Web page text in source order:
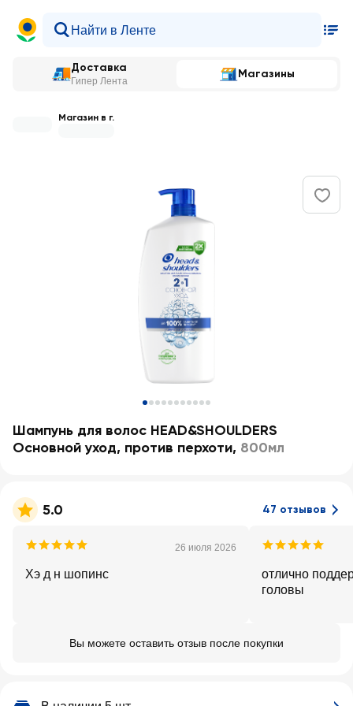
Доставка
Гипер Лента
Магазины
Магазин в г.
Шампунь для волос HEAD&SHOULDERS
Основной уход, против перхоти, 800мл
5.0 47 отзывов
26 июля 2026
Хэ д н шопинс
отлично
головы
Вы можете оставить отзыв после покупки